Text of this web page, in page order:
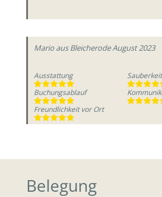
Mario aus BleicherodeAugust 2023
Ausstattung
Sauberkeit
Buchungsablauf
Freundlichkeit vor Ort
Belegung